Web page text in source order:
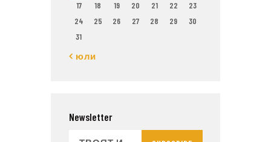
17
18 19 20 21 22
23
24
25 26 27 28 29
30
31
« юли
Newsletter